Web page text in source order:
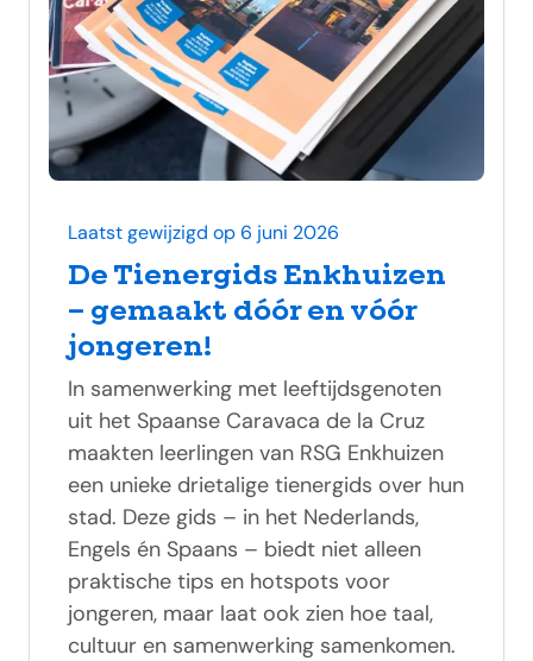
De Tienergids Enkhuizen
– gemaakt dóór en vóór
jongeren!
Laatst gewijzigd op 6 juni 2026
In samenwerking met leeftijdsgenoten
uit het Spaanse Caravaca de la Cruz
maakten leerlingen van RSG Enkhuizen
een unieke drietalige tienergids over hun
stad. Deze gids – in het Nederlands,
Engels én Spaans – biedt niet alleen
praktische tips en hotspots voor
jongeren, maar laat ook zien hoe taal,
cultuur en samenwerking samenkomen.